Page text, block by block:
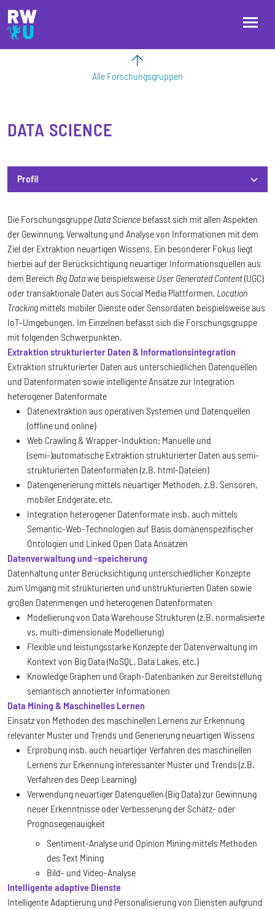
Direkt zum Inhalt
Direkt zur Hauptnavigation
Direkt zum Fußbereich
Alle Forschungsgruppen
DATA SCIENCE
Profil
Profil
Die Forschungsgruppe Data Science befasst sich mit allen Aspekten
der Gewinnung, Verwaltung und Analyse von Informationen mit dem
Ziel der Extraktion neuartigen Wissens. Ein besonderer Fokus liegt
hierbei auf der Berücksichtigung neuartiger Informationsquellen aus
dem Bereich Big Datawie beispielsweise User Generated Content(UGC)
oder transaktionale Daten aus Social Media Plattformen, Location
Tracking mittels mobiler Dienste oder Sensordaten beispielsweise aus
IoT-Umgebungen. Im Einzelnen befasst sich die Forschungsgruppe
mit folgenden Schwerpunkten.
Extraktion strukturierter Daten & Informationsintegration
Extraktion strukturierter Daten aus unterschiedlichen Datenquellen
und Datenformaten sowie intelligente Ansätze zur Integration
heterogener Datenformate
Datenextraktion aus operativen Systemen und Datenquellen
(offline und online)
Web Crawling & Wrapper-Induktion: Manuelle und
(semi-)automatische Extraktion strukturierter Daten aus semi-
strukturierten Datenformaten (z.B. html-Dateien)
Datengenerierung mittels neuartiger Methoden, z.B. Sensoren,
mobiler Endgeräte, etc.
Integration heterogener Datenformate insb. auch mittels
Semantic-Web-Technologien auf Basis domänenspezifischer
Ontologien und Linked Open Data Ansätzen
Datenverwaltung und -speicherung
Datenhaltung unter Berücksichtigung unterschiedlicher Konzepte
zum Umgang mit strukturierten und unstrukturierten Daten sowie
großen Datenmengen und heterogenen Datenformaten
Modellierung von Data Warehouse Strukturen (z.B. normalisierte
vs. multi-dimensionale Modellierung)
Flexible und leistungsstarke Konzepte der Datenverwaltung im
Kontext von Big Data (NoSQL, Data Lakes, etc.)
Knowledge Graphen und Graph-Datenbanken zur Bereitstellung
semantisch annotierter Informationen
Data Mining & Maschinelles Lernen
Einsatz von Methoden des maschinellen Lernens zur Erkennung
relevanter Muster und Trends und Generierung neuartigen Wissens
Erprobung insb. auch neuartiger Verfahren des maschinellen
Lernens zur Erkennung interessanter Muster und Trends (z.B.
Verfahren des Deep Learning)
Verwendung neuartiger Datenquellen (Big Data) zur Gewinnung
neuer Erkenntnisse oder Verbesserung der Schätz- oder
Prognosegenauigkeit
Sentiment-Analyse und Opinion Mining mittels Methoden
des Text Mining
Bild- und Video-Analyse
Intelligente adaptive Dienste
Intelligente Adaptierung und Personalisierung von Diensten aufgrund